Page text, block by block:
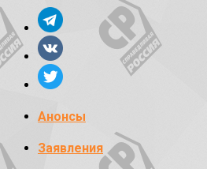
Анонсы
Заявления